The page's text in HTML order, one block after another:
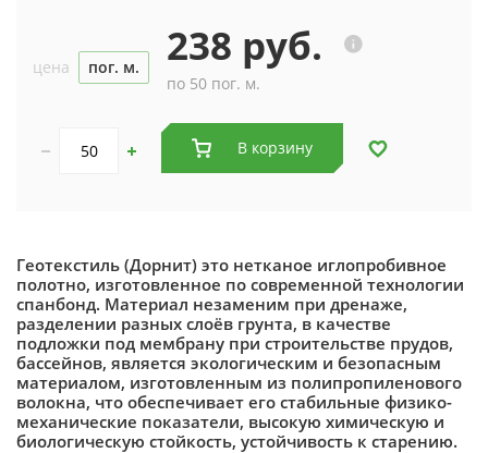
цена пог. м. 238 руб.
по 50 пог. м.
В корзину
Геотекстиль (Дорнит) это нетканое иглопробивное
полотно, изготовленное по современной технологии
спанбонд. Материал незаменим при дренаже,
разделении разных слоёв грунта, в качестве
подложки под мембрану при строительстве прудов,
бассейнов, является экологическим и безопасным
материалом, изготовленным из полипропиленового
волокна, что обеспечивает его стабильные физико-
механические показатели, высокую химическую и
биологическую стойкость, устойчивость к старению.